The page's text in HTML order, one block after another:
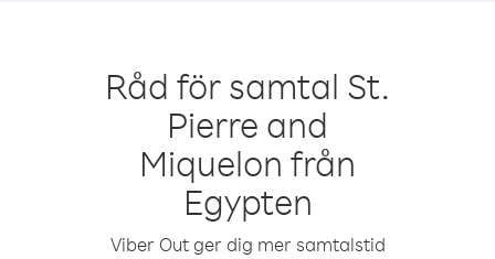
Råd för samtal St.
Pierre and
Miquelon från
Egypten
Viber Out ger dig mer samtalstid